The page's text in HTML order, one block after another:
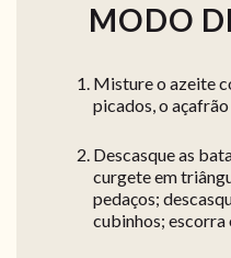
MODO
Misture o azeite
picados, o
Descasque as
curgete em
pedaços;
cubinhos; escorra